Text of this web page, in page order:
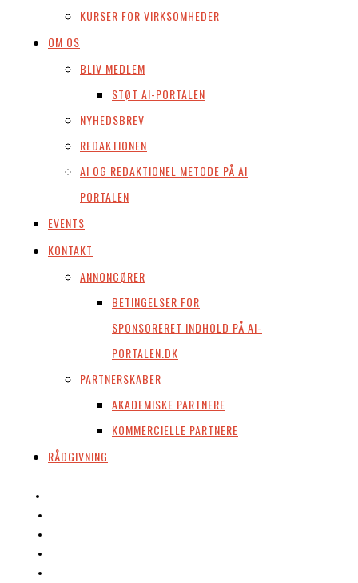
KURSER FOR VIRKSOMHEDER
OM OS
BLIV MEDLEM
STØT AI-PORTALEN
NYHEDSBREV
REDAKTIONEN
AI OG REDAKTIONEL METODE PÅ AI
PORTALEN
EVENTS
KONTAKT
ANNONCØRER
BETINGELSER FOR
SPONSORERET INDHOLD PÅ AI-
PORTALEN.DK
PARTNERSKABER
AKADEMISKE PARTNERE
KOMMERCIELLE PARTNERE
RÅDGIVNING